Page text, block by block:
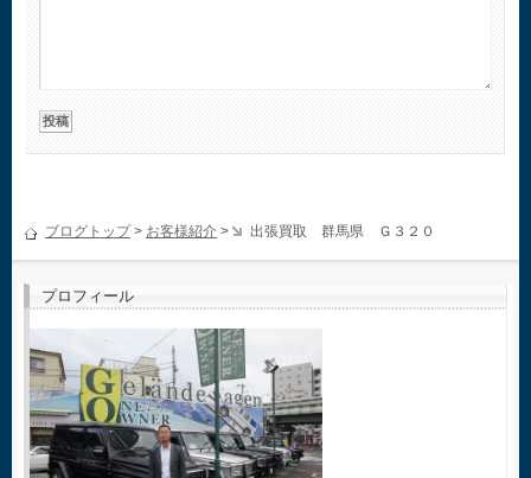
ブログトップ> お客様紹介 > 出張買取 群馬県 Ｇ３２０
プロフィール